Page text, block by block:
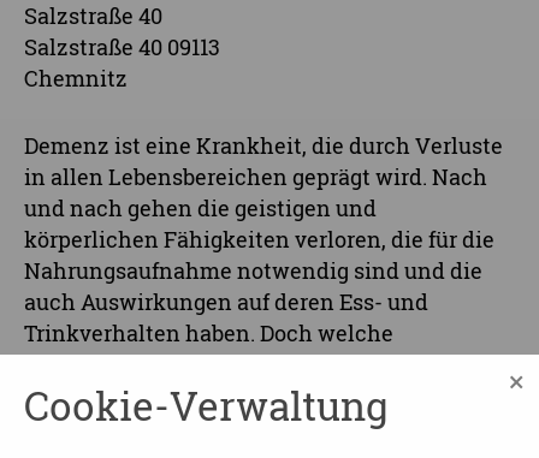
Salzstraße 40
Salzstraße 40 09113
Chemnitz
Demenz ist eine Krankheit, die durch Verluste
in allen Lebensbereichen geprägt wird. Nach
und nach gehen die geistigen und
körperlichen Fähigkeiten verloren, die für die
Nahrungsaufnahme notwendig sind und die
auch Auswirkungen auf deren Ess- und
Trinkverhalten haben. Doch welche
Ernährungsprobleme gibt es im Alter und bei
Demenz? Wie können Sie als Angehörige Ihren
Beitrag leisten?
Cookie-Verwaltung ×